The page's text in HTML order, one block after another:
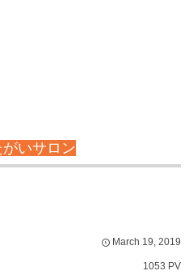
いサロン
March 19 2019
1053 PV